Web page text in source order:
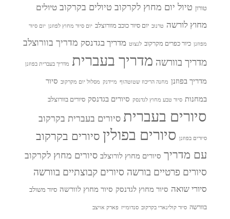
טורון טיול יום מחוץ לקרקוב טיולים בקרקוב טיולים
מחוץ לורשה
טרנוב יום סיור כוכב מוורוצלב יום סיור מחוץ לפוזנן יום סיור
מפוזנן כיור כפרים מקרקוב לנצוט מדריך בגדנסק מדריך בוורוצלב
מדריך בוורשה מדריך בעברית מדריך בעברית בפוזנן
מדריך בפוזנן מחנה הריכוז שטוטהוף מיידנק מסלול יום מקרקוב סיור
במחנות סיור טבע מחוץ לגדנסק סיורים בגדנסק סיורים בוורוצלב
סיורים בעברית סיורים בעברית בקרקוב
סיורים בפוזנן סיורים בפולין סיורים בקרקוב
עם מדריך סיורים מחוץ לורוצלב סיורים מחוץ לקרקוב
סיורים פרטיים בורשה סיורים קבוצתיים בוורשה
סיורי שואה סיור מחוץ לגדנסק סיור מחוץ לוורשה סיור משולב
בוורשה סיור קולינארי בקרקוב סנדומייז פארק אויצב